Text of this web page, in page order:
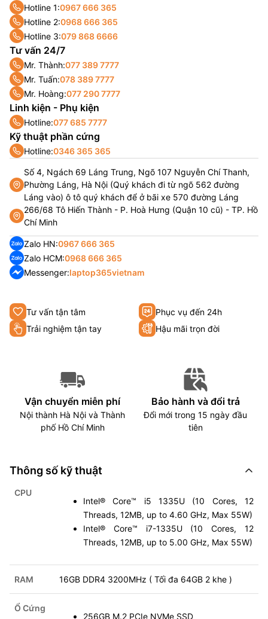
Tư vấn tận tâm
Phục vụ đến 24h
Trải nghiệm tận tay
Hậu mãi trọn đời
Vận chuyển miễn phí
Nội thành Hà Nội và Thành
phố Hồ Chí Minh
Bảo hành và đổi trả
Đổi mới trong 15 ngày đầu
tiên
Thông số kỹ thuật
CPU
Intel® Core™ i5 1335U (10 Cores, 12
Threads, 12MB, up to 4.60 GHz, Max 55W)
Intel® Core™ i7-1335U (10 Cores, 12
Threads, 12MB, up to 5.00 GHz, Max 55W)
RAM 16GB DDR4 3200MHz ( Tối đa 64GB 2 khe )
Ổ Cứng
256GB M.2 PCIe NVMe SSD
Hotline 1:0967 666 365
Hotline 2:0968 666 365
Hotline 3:079 868 6666
Tư vấn 24/7
Mr. Thành:077 389 7777
Mr. Tuấn:078 389 7777
Mr. Hoàng:077 290 7777
Linh kiện - Phụ kiện
Hotline:077 685 7777
Kỹ thuật phần cứng
Hotline:0346 365 365
Số 4, Ngách 69 Láng Trung, Ngõ 107 Nguyễn Chí Thanh,
Phường Láng, Hà Nội (Quý khách đi từ ngõ 562 đường
Láng vào) ô tô quý khách để ở bãi xe 570 đường Láng
266/68 Tô Hiến Thành - P. Hoà Hưng (Quận 10 cũ) - TP. Hồ
Chí Minh
Zalo HN:0967 666 365
Zalo HCM:0968 666 365
Messenger:laptop365vietnam